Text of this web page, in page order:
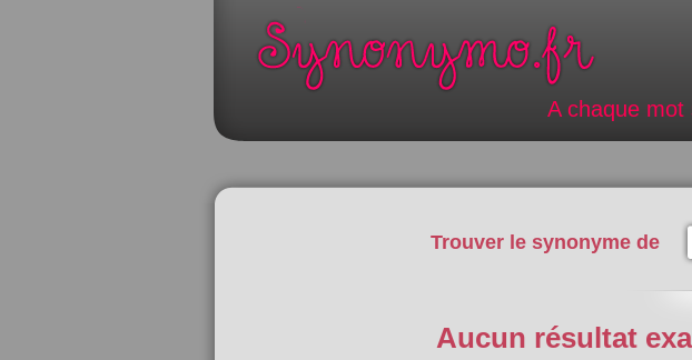
A chaque mot
Trouver le synonyme de
Aucun résultat